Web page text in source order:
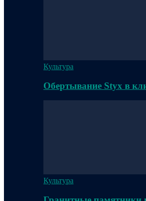
Культура
Обертывание Styx в
Культура